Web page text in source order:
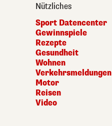
Nützliches
Sport Datencenter
Gewinnspiele
Rezepte
Gesundheit
Wohnen
Verkehrsmeldungen
Motor
Reisen
Video